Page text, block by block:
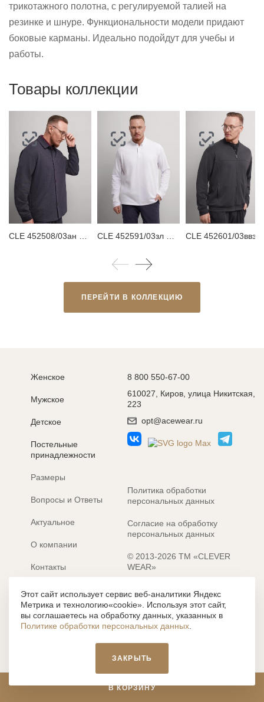
В КОРЗИНУ
трикотажного полотна, с регулируемой талией на
резинке и шнуре. Функциональности модели придают
боковые карманы. Идеально подойдут для учебы и
работы.
Товары коллекции
ПЕРЕЙТИ В КОЛЛЕКЦИЮ
Женское
Мужское
Детское
Постельные
принадлежности
Размеры
Вопросы и Ответы
Актуальное
О компании
Контакты
Электронные каталоги
8 800 550-67-00
610027, Киров, улица Никитская,
223
opt@acewear.ru
Политика обработки
персональных данных
Согласие на обработку
персональных данных
© 2013-2026 ТМ «CLEVER
WEAR»
Разработка сайта: MACHAON
Все содержание, представленное или отраженное на сайте
https://clever-style.ru, включая, но не ограничиваясь, текстом,
графикой, фотографиями, иллюстрациями и т.д., являются
объектами авторского права, использование которых, без
письменного разрешения администрации и без активной
влечет наложение ответственности с действующим
законодательством РФ.
Этот сайт использует сервис веб-аналитики Яндекс
Метрика и технологию«cookie». Используя этот сайт,
вы соглашаетесь на обработку данных, указанных в
Политике обработки персональных данных
ЗАКРЫТЬ